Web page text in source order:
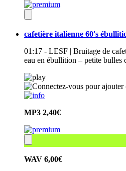
cafetière italienne 60's
01:17 - LESF | Bruitage de
eau en ébullition – petite bulles
MP3 2,40€
WAV 6,00€